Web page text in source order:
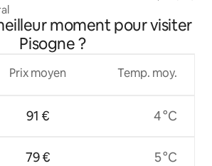
moment pour visiter
Pisogne ?
Prix moyen
91 €
79 €
Temp. moy.
4 °C
5 °C